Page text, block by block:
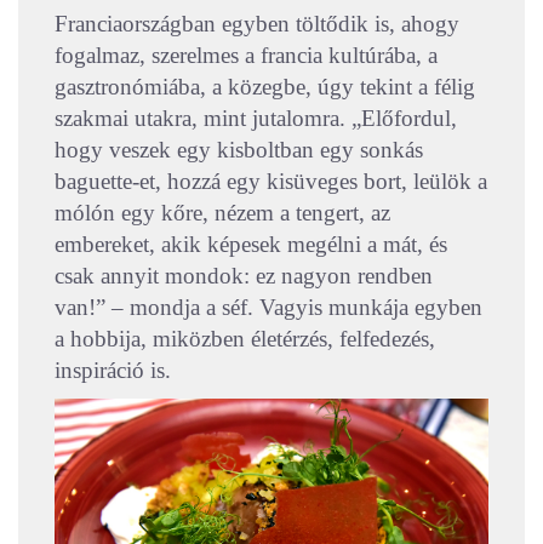
Franciaországban egyben töltődik is, ahogy
fogalmaz, szerelmes a francia kultúrába, a
gasztronómiába, a közegbe, úgy tekint a félig
szakmai utakra, mint jutalomra. „Előfordul,
hogy veszek egy kisboltban egy sonkás
baguette-et, hozzá egy kisüveges bort, leülök a
mólón egy kőre, nézem a tengert, az
embereket, akik képesek megélni a mát, és
csak annyit mondok: ez nagyon rendben
van!” – mondja a séf. Vagyis munkája egyben
a hobbija, miközben életérzés, felfedezés,
inspiráció is.